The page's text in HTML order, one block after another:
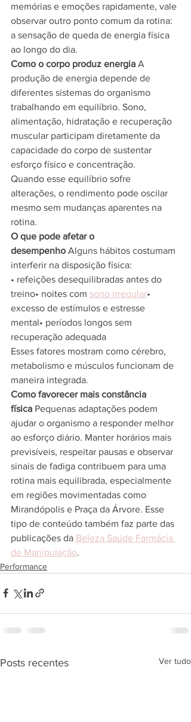
memórias e emoções rapidamente, vale
observar outro ponto comum da rotina:
a sensação de queda de energia física
ao longo do dia.
Como o corpo produz energia A
produção de energia depende de
diferentes sistemas do organismo
trabalhando em equilíbrio. Sono,
alimentação, hidratação e recuperação
muscular participam diretamente da
capacidade do corpo de sustentar
esforço físico e concentração.
Quando esse equilíbrio sofre
alterações, o rendimento pode oscilar
mesmo sem mudanças aparentes na
rotina.
O que pode afetar o
desempenho Alguns hábitos costumam
interferir na disposição física:
• refeições desequilibradas antes do
treino• noites com sono irregular•
excesso de estímulos e estresse
mental• períodos longos sem
recuperação adequada
Esses fatores mostram como cérebro,
metabolismo e músculos funcionam de
maneira integrada.
Como favorecer mais constância
física Pequenas adaptações podem
ajudar o organismo a responder melhor
ao esforço diário. Manter horários mais
previsíveis, respeitar pausas e observar
sinais de fadiga contribuem para uma
rotina mais equilibrada, especialmente
em regiões movimentadas como
Mirandópolis e Praça da Árvore. Esse
tipo de conteúdo também faz parte das
publicações da Beleza Saúde Farmácia
de Manipulação.
Performance
Posts recentes Ver tudo